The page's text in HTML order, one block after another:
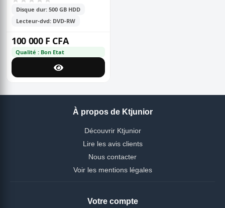
Disque dur: 500 GB HDD
Lecteur-dvd: DVD-RW
100 000 F CFA
Qualité : Bon Etat
À propos de Ktjunior
Découvrir Ktjunior
Lire les avis clients
Nous contacter
Voir les mentions légales
Votre compte